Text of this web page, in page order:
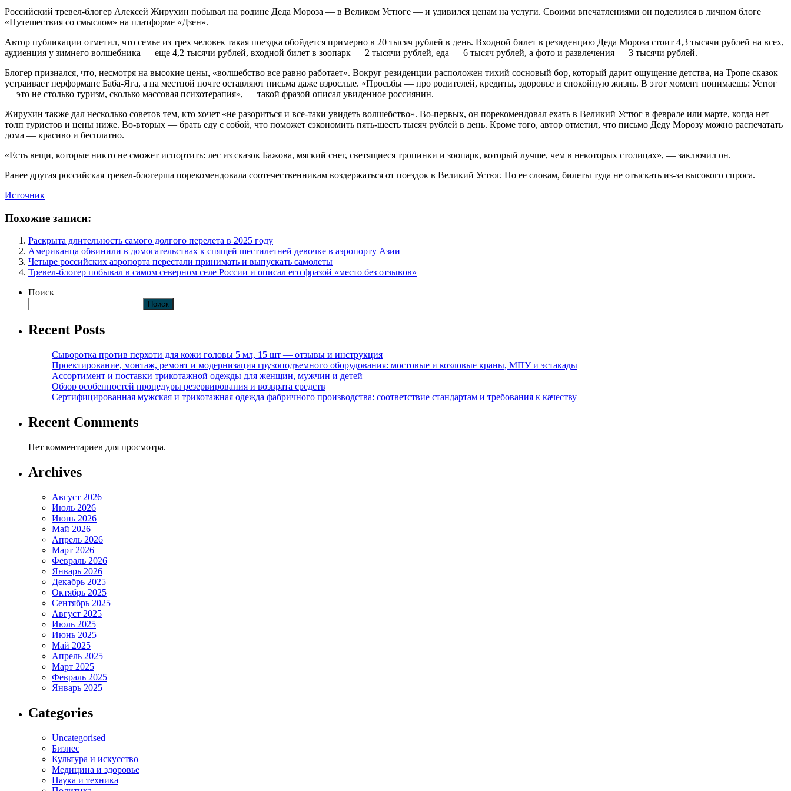
Российский тревел-блогер Алексей Жирухин побывал на родине Деда Мороза — в Великом Устюге — и удивился ценам на услуги. Своими впечатлениями он поделился в личном блоге
«Путешествия со смыслом» на платформе «Дзен».
Автор публикации отметил, что семье из трех человек такая поездка обойдется примерно в 20 тысяч рублей в день. Входной билет в резиденцию Деда Мороза стоит 4,3 тысячи рублей на всех,
аудиенция у зимнего волшебника — еще 4,2 тысячи рублей, входной билет в зоопарк — 2 тысячи рублей, еда — 6 тысяч рублей, а фото и развлечения — 3 тысячи рублей.
Блогер признался, что, несмотря на высокие цены, «волшебство все равно работает». Вокруг резиденции расположен тихий сосновый бор, который дарит ощущение детства, на Тропе сказок
устраивает перформанс Баба-Яга, а на местной почте оставляют письма даже взрослые. «Просьбы — про родителей, кредиты, здоровье и спокойную жизнь. В этот момент понимаешь: Устюг
— это не столько туризм, сколько массовая психотерапия», — такой фразой описал увиденное россиянин.
Жирухин также дал несколько советов тем, кто хочет «не разориться и все-таки увидеть волшебство». Во-первых, он порекомендовал ехать в Великий Устюг в феврале или марте, когда нет
толп туристов и цены ниже. Во-вторых — брать еду с собой, что поможет сэкономить пять-шесть тысяч рублей в день. Кроме того, автор отметил, что письмо Деду Морозу можно распечатать
дома — красиво и бесплатно.
«Есть вещи, которые никто не сможет испортить: лес из сказок Бажова, мягкий снег, светящиеся тропинки и зоопарк, который лучше, чем в некоторых столицах», — заключил он.
Ранее другая российская тревел-блогерша порекомендовала соотечественникам воздержаться от поездок в Великий Устюг. По ее словам, билеты туда не отыскать из-за высокого спроса.
Источник
Похожие записи:
Раскрыта длительность самого долгого перелета в 2025 году
Американца обвинили в домогательствах к спящей шестилетней девочке в аэропорту Азии
Четыре российских аэропорта перестали принимать и выпускать самолеты
Тревел-блогер побывал в самом северном селе России и описал его фразой «место без отзывов»
Поиск
Поиск
Recent Posts
Сыворотка против перхоти для кожи головы 5 мл, 15 шт — отзывы и инструкция
Проектирование, монтаж, ремонт и модернизация грузоподъемного оборудования: мостовые и козловые краны, МПУ и эстакады
Ассортимент и поставки трикотажной одежды для женщин, мужчин и детей
Обзор особенностей процедуры резервирования и возврата средств
Сертифицированная мужская и трикотажная одежда фабричного производства: соответствие стандартам и требования к качеству
Recent Comments
Нет комментариев для просмотра.
Archives
Август 2026
Июль 2026
Июнь 2026
Май 2026
Апрель 2026
Март 2026
Февраль 2026
Январь 2026
Декабрь 2025
Октябрь 2025
Сентябрь 2025
Август 2025
Июль 2025
Июнь 2025
Май 2025
Апрель 2025
Март 2025
Февраль 2025
Январь 2025
Categories
Uncategorised
Бизнес
Культура и искусство
Медицина и здоровье
Наука и техника